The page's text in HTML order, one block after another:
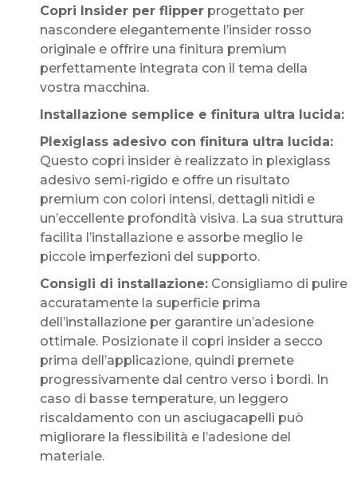
Copri Insider per flipper progettato per
nascondere elegantemente l’insider rosso
originale e offrire una finitura premium
perfettamente integrata con il tema della
vostra macchina.
Installazione semplice e finitura ultra lucida:
Plexiglass adesivo con finitura ultra lucida:
Questo copri insider è realizzato in plexiglass
adesivo semi-rigido e offre un risultato
premium con colori intensi, dettagli nitidi e
un’eccellente profondità visiva. La sua struttura
facilita l’installazione e assorbe meglio le
piccole imperfezioni del supporto.
Consigli di installazione: Consigliamo di pulire
accuratamente la superficie prima
dell’installazione per garantire un’adesione
ottimale. Posizionate il copri insider a secco
prima dell’applicazione, quindi premete
progressivamente dal centro verso i bordi. In
caso di basse temperature, un leggero
riscaldamento con un asciugacapelli può
migliorare la flessibilità e l’adesione del
materiale.